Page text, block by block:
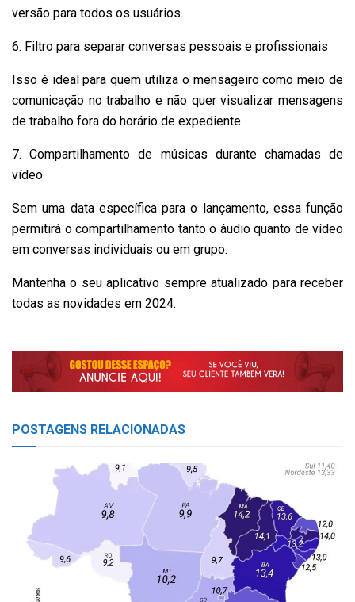
versão para todos os usuários.
6. Filtro para separar conversas pessoais e profissionais
Isso é ideal para quem utiliza o mensageiro como meio de
comunicação no trabalho e não quer visualizar mensagens
de trabalho fora do horário de expediente.
7. Compartilhamento de músicas durante chamadas de
vídeo
Sem uma data específica para o lançamento, essa função
permitirá o compartilhamento tanto o áudio quanto de vídeo
em conversas individuais ou em grupo.
Mantenha o seu aplicativo sempre atualizado para receber
todas as novidades em 2024.
POSTAGENS RELACIONADAS